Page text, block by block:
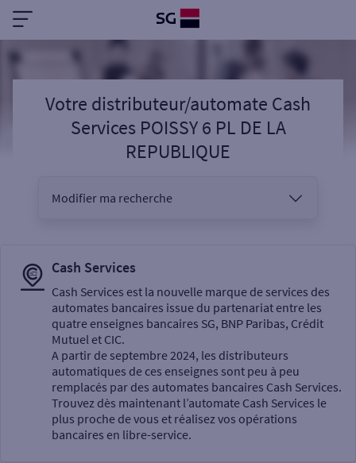
Votre distributeur/automate Cash
Services POISSY 6 PL DE LA
REPUBLIQUE
Modifier ma recherche
Sélectionnez votre recherche
Un service
Cash Services
Cash Services est la nouvelle marque de services des
automates bancaires issue du partenariat entre les
quatre enseignes bancaires SG, BNP Paribas, Crédit
Mutuel et CIC.
A partir de septembre 2024, les distributeurs
automatiques de ces enseignes sont peu à peu
remplacés par des automates bancaires Cash Services.
Trouvez dès maintenant l’automate Cash Services le
plus proche de vous et réalisez vos opérations
bancaires en libre-service.